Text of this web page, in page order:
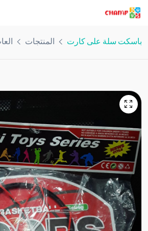
باسكت سلة على كارت المنتجات